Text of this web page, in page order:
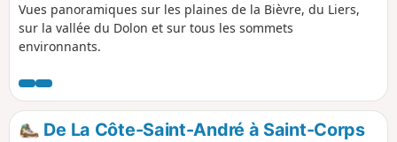
Vues panoramiques sur les plaines de la Bièvre, du Liers,
sur la vallée du Dolon et sur tous les sommets
environnants.
De La Côte-Saint-André à Saint-Corps